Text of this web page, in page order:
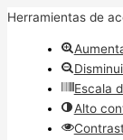
Herramientas de
Escala
Alto